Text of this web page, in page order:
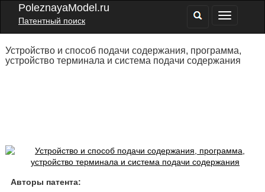
PoleznayaModel.ru
Патентный поиск
Устройство и способ подачи содержания, программа,
устройство терминала и система подачи содержания
Авторы патента: